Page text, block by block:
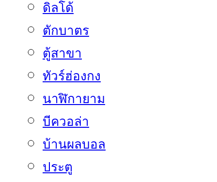
ดิลโด้
ตักบาตร
ตู้สาขา
ทัวร์ฮ่องกง
นาฬิกายาม
บีควอล่า
บ้านผลบอล
ประตู